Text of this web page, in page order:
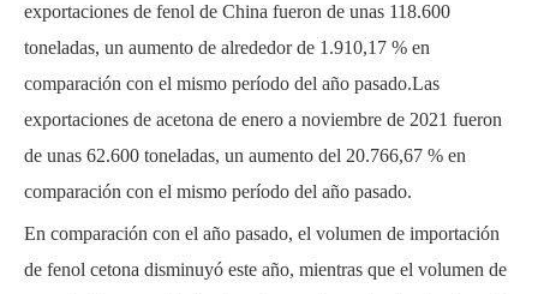
exportaciones de fenol de China fueron de unas 118.600
toneladas, un aumento de alrededor de 1.910,17 % en
comparación con el mismo período del año pasado.Las
exportaciones de acetona de enero a noviembre de 2021 fueron
de unas 62.600 toneladas, un aumento del 20.766,67 % en
comparación con el mismo período del año pasado.
En comparación con el año pasado, el volumen de importación
de fenol cetona disminuyó este año, mientras que el volumen de